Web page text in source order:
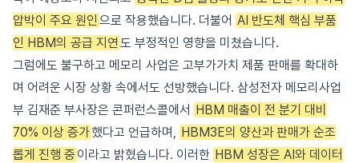
압박이 주요 원인 으로 작용했습니다. 더불어 AI 반도체 핵심 부품
인 HBM의 공급 지연 도 부정적인 영향을 미쳤습니다.
그럼에도 불구하고 메모리 사업은 고부가가치 제품 판매를 확대하
며 어려운 시장 상황 속에서도 선방했습니다. 삼성전자 메모리사업
부 김재준 부사장은 콘퍼런스콜에서 HBM 매출이 전 분기 대비
70% 이상 증가했다고 언급하며, HBM3E의 양산과 판매가 순조
롭게 진행 중 이라고 밝혔습니다. 이러한 HBM 성장은 AI와 데이터